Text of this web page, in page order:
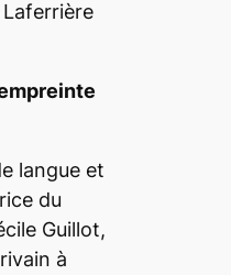
langue et
du
Guillot,
à